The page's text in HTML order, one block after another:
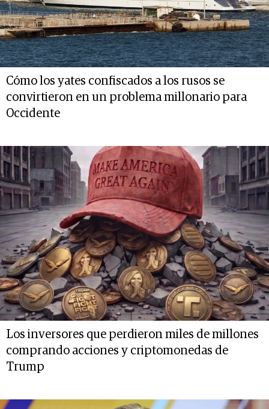
Cómo los yates confiscados a los rusos se
convirtieron en un problema millonario para
Occidente
Los inversores que perdieron miles de millones
comprando acciones y criptomonedas de
Trump